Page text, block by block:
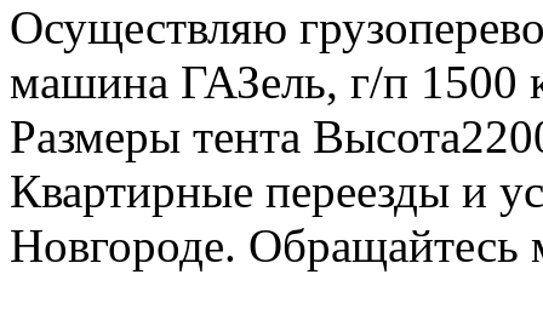
Осуществляю
машина ГАЗель, г/п 1500
Размеры тента
Квартирные переезды и
Новгороде.